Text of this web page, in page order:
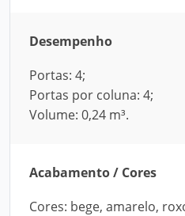
Desempenho
Portas: 4;
Portas por coluna: 4;
Volume: 0,24 m³.
Acabamento / Cores
Cores: bege, amarelo,